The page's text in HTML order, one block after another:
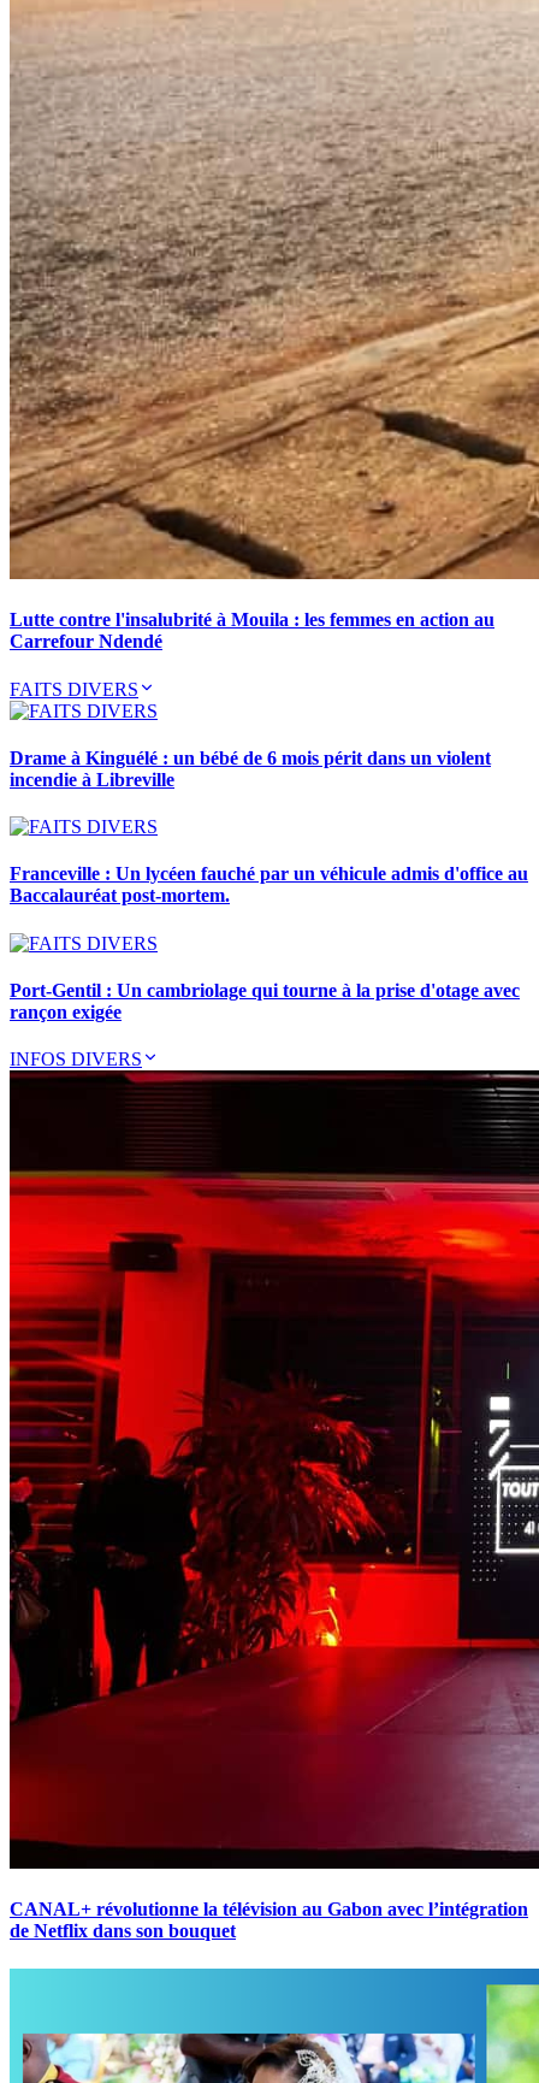
Lutte contre l'insalubrité à Mouila : les femmes en action au
Carrefour Ndendé
FAITS DIVERS
Drame à Kinguélé : un bébé de 6 mois périt dans un violent
incendie à Libreville
Franceville : Un lycéen fauché par un véhicule admis d'office au
Baccalauréat post-mortem.
Port-Gentil : Un cambriolage qui tourne à la prise d'otage avec
rançon exigée
INFOS DIVERS
CANAL+ révolutionne la télévision au Gabon avec l’intégration
de Netflix dans son bouquet